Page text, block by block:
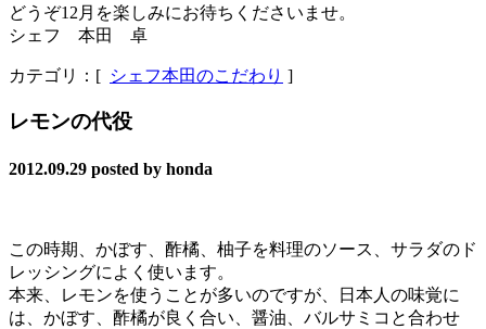
どうぞ12月を楽しみにお待ちくださいませ。
シェフ 本田 卓
カテゴリ：[ シェフ本田のこだわり ]
レモンの代役
2012.09.29 posted by honda
この時期、かぼす、酢橘、柚子を料理のソース、サラダのド
レッシングによく使います。
本来、レモンを使うことが多いのですが、日本人の味覚に
は、かぼす、酢橘が良く合い、醤油、バルサミコと合わせ